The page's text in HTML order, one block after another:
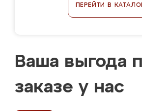
ПЕРЕЙТИ В
Ваша выгода
заказе у нас